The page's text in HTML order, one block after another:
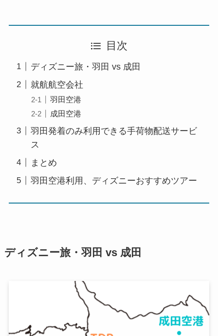
目次
ディズニー旅・羽田 vs 成田
就航航空会社
羽田空港
成田空港
羽田発着のみ利用できる手荷物配送サービ
ス
まとめ
羽田空港利用、ディズニーおすすめツアー
ディズニー旅・羽田 vs 成田